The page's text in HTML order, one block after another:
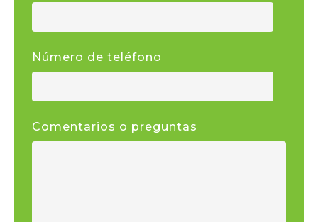
Número de teléfono
Comentarios o preguntas